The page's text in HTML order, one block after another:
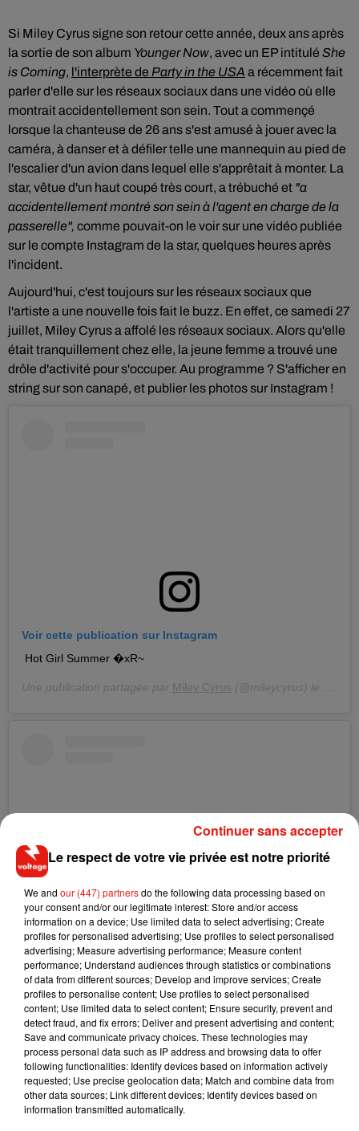
Si Miley Cyrus signe son retour cette année, deux ans après
la sortie de son album Younger Now, avec un EP intitulé She
is Coming, l'interprète de Party in the USA a récemment fait
parler d'elle sur les réseaux sociaux dans une vidéo où elle
montrait accidentellement son sein. Tout a commençé
lorsque la chanteuse de 26 ans s'est amusé à jouer avec la
caméra, à danser et à défiler telle une mannequin au pied de
l'escalier d'un avion dans lequel elle s'apprêtait à monter. La
star, vêtue d'un haut coupé très court, a trébuché et "a
accidentellement montré son sein à l'agent en charge de la
passerelle", comme pouvait-on le voir sur une vidéo publiée
sur le compte Instagram de la star, quelques heures après
l'incident.
Aujourd'hui, c'est toujours sur les réseaux sociaux que
l'artiste a une nouvelle fois fait le buzz. En effet, ce samedi 27
juillet, Miley Cyrus a affolé les réseaux sociaux. Alors qu'elle
était tranquillement chez elle, la jeune femme a trouvé une
drôle d'activité pour s'occuper. Au programme ? S'afficher en
string sur son canapé, et publier les photos sur Instagram !
Voir cette publication sur Instagram
Hot Girl Summer �xR~
Une publication partagée par Miley Cyrus (@mileycyrus) le
Voir cette publication sur Instagram
You can watch my tan progress for the next few days ...
Une publication partagée parMiley Cyrus(@mileycyrus) le
Ainsi, sur les images, ses fans ont pu découvrir leur idole,
partiellement déshabillée. Des images,liképrès de six
millions de fois en moins de vingt-quatre heures, qui n'ont
pas manqué d'affoler les followers de Miley
Le respect de votre vie privée est notre priorité
We and our (447) partnersdo the following data processing based on
your consent and/or our legitimate interest: Store and/or access
information on a device; Use limited data to select advertising; Create
profiles for personalised advertising; Use profiles to select personalised
advertising; Measure advertising performance; Measure content
performance; Understand audiences through statistics or combinations
of data from different sources; Develop and improve services; Create
profiles to personalise content; Use profiles to select personalised
content; Use limited data to select content; Ensure security, prevent and
detect fraud, and fix errors; Deliver and present advertising and content;
Save and communicate privacy choices. These technologies may
process personal data such as IP address and browsing data to offer
following functionalities: Identify devices based on information actively
requested; Use precise geolocation data; Match and combine data from
other data sources; Link different devices; Identify devices based on
information transmitted automatically.
Continuer sans accepter